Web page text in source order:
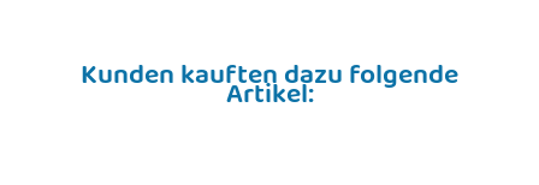
Kunden kauften dazu folgende
Artikel: